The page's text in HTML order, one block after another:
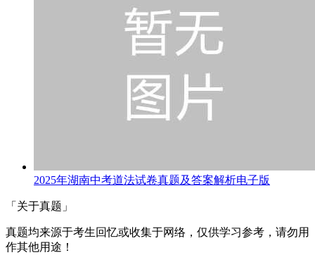
2025年湖南中考道法试卷真题及答案解析电子版
「关于真题」
真题均来源于考生回忆或收集于网络，仅供学习参考，请勿用
作其他用途！